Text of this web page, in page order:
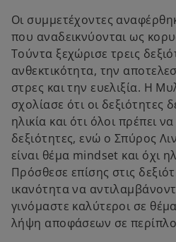
Οι συμμετέχοντες
που αναδεικνύονται ως
Τούντα ξεχώρισε τρεις
ανθεκτικότητα, την
στρες και την ευελιξία. Η
σχολίασε ότι οι δεξιότητες
ηλικία και ότι όλοι πρέπει
δεξιότητες, ενώ ο Σπύρος
είναι θέμα mindset και όχι
Πρόσθεσε επίσης στις
ικανότητα να
γινόμαστε καλύτεροι σε
λήψη αποφάσεων σε